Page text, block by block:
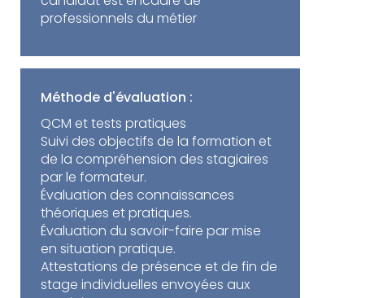
professionnels du métier
Méthode d'évaluation :
QCM et tests pratiques
Suivi des objectifs de la formation et
de la compréhension des stagiaires
par le formateur.
Évaluation des connaissances
théoriques et pratiques.
Évaluation du savoir-faire par mise
en situation pratique.
Attestations de présence et de fin de
stage individuelles envoyées aux